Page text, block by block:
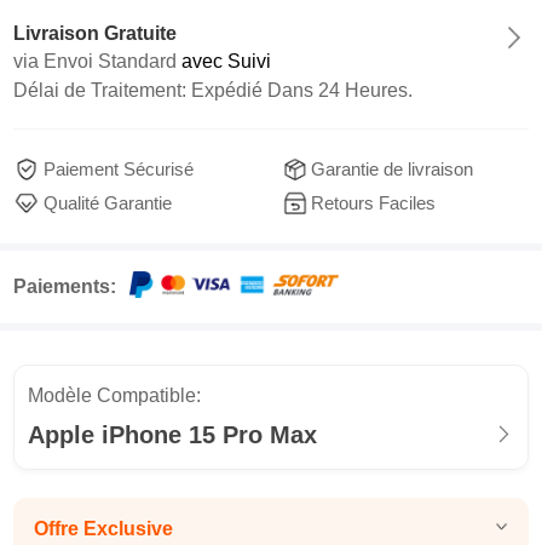
Livraison Gratuite
via Envoi Standard avec Suivi
Délai de Traitement: Expédié Dans 24 Heures.
Paiement Sécurisé
Garantie de livraison
Qualité Garantie
Retours Faciles
Paiements:
Modèle Compatible:
Apple iPhone 15 Pro Max
Offre Exclusive